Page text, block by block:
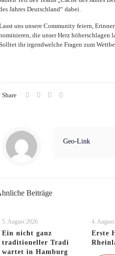
Jahres Deutschland“ dabei.
uns unsere Community feiern,
die unser Herz höherschlagen
ihr irgendwelche Fragen zum
Share
Geo-Link
Beiträge
5. August 2026
Ein nicht ganz
traditioneller Tradi
wartet in Hamburg
4.
Erste